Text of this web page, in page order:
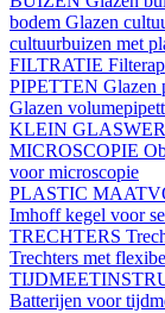
bodem Glazen
cultuurbuizen met
FILTRATIE
PIPETTEN Glazen
Glazen
KLEIN
MICROSCOPIE
voor microscopie
PLASTIC
Imhoff kegel voor
TRECHTERS
Trechters met
Batterijen voor